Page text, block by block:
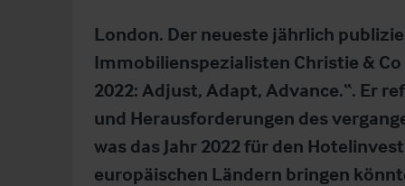
London. Der neueste jährlich
Immobilienspezialisten Christie &
2022: Adjust, Adapt, Advance.“. Er
und Herausforderungen des
was das Jahr 2022 für den
europäischen Ländern bringen